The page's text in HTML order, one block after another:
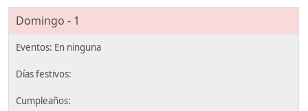
Domingo - 1